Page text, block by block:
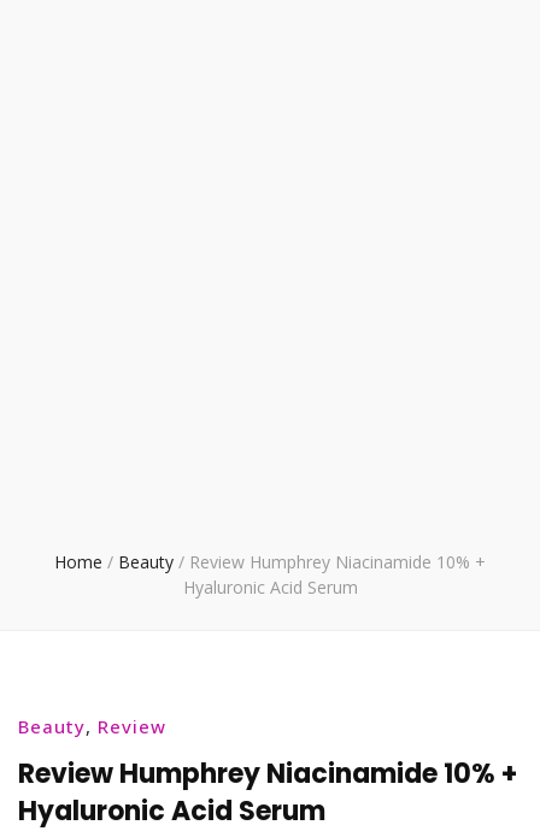
Home / Beauty / Review Humphrey Niacinamide 10% +
Hyaluronic Acid Serum
Beauty, Review
Review Humphrey Niacinamide 10% +
Hyaluronic Acid Serum